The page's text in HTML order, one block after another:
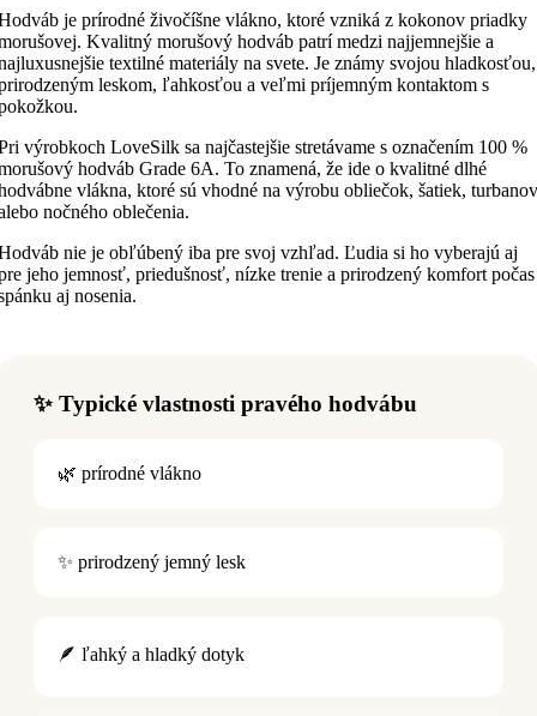
je prírodné živočíšne vlákno, ktoré vzniká z kokonov priadky
Kvalitný morušový hodváb patrí medzi najjemnejšie a
textilné materiály na svete. Je známy svojou hladkosťou,
leskom, ľahkosťou a veľmi príjemným kontaktom s
výrobkoch LoveSilk sa najčastejšie stretávame s označením 100 %
hodváb Grade 6A. To znamená, že ide o kvalitné dlhé
vlákna, ktoré sú vhodné na výrobu obliečok, šatiek, turbanov
nočného oblečenia.
nie je obľúbený iba pre svoj vzhľad. Ľudia si ho vyberajú aj
jeho jemnosť, priedušnosť, nízke trenie a prirodzený komfort počas
aj nosenia.
✨ Typické vlastnosti pravého hodvábu
🌿 prírodné vlákno
✨ prirodzený jemný lesk
🪶 ľahký a hladký dotyk